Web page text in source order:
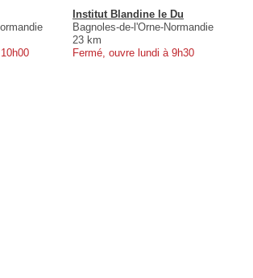
Institut Blandine le Du
Bagnoles-de-l'Orne-Normandie
23 km
Fermé, ouvre lundi à 9h30